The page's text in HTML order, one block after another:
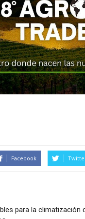
Facebook
para la climatización